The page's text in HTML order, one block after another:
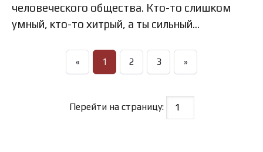
человеческого общества. Кто-то слишком
умный, кто-то хитрый, а ты сильный…
« 1 2 3 »
Перейти на страницу: